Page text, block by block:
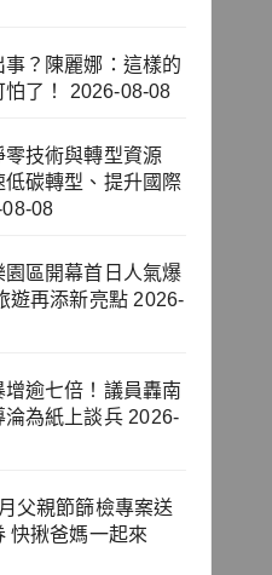
？陳麗娜：這樣的
了！
2026-08-08
零技術與轉型資源
碳轉型、提升國際
08
園區開幕首日人氣爆
遊再添新亮點 2026-
逾七倍！議員轟南
淪為紙上談兵 2026-
父親節篩檢專案送
快揪爸媽一起來